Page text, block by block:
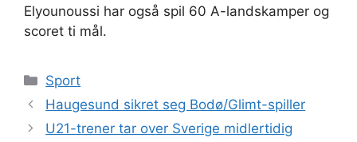
Elyounoussi har også spil 60 A-landskamper og
scoret ti mål.
Kategorier
Sport
Haugesund sikret seg Bodø/Glimt-spiller
U21-trener tar over Sverige midlertidig